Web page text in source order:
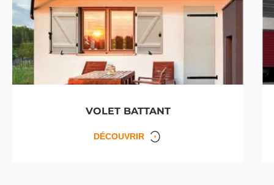
VOLET BATTANT
DÉCOUVRIR